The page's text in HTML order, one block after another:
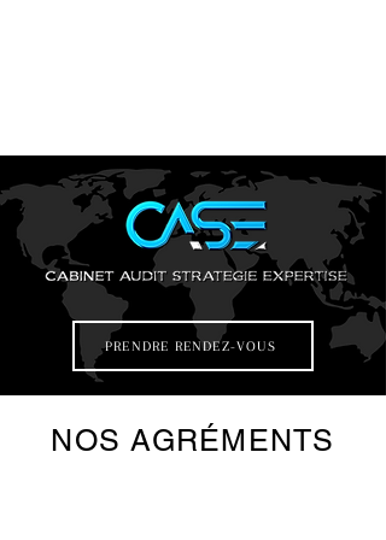
PRENDRE RENDEZ-VOUS
NOS AGRÉMENTS